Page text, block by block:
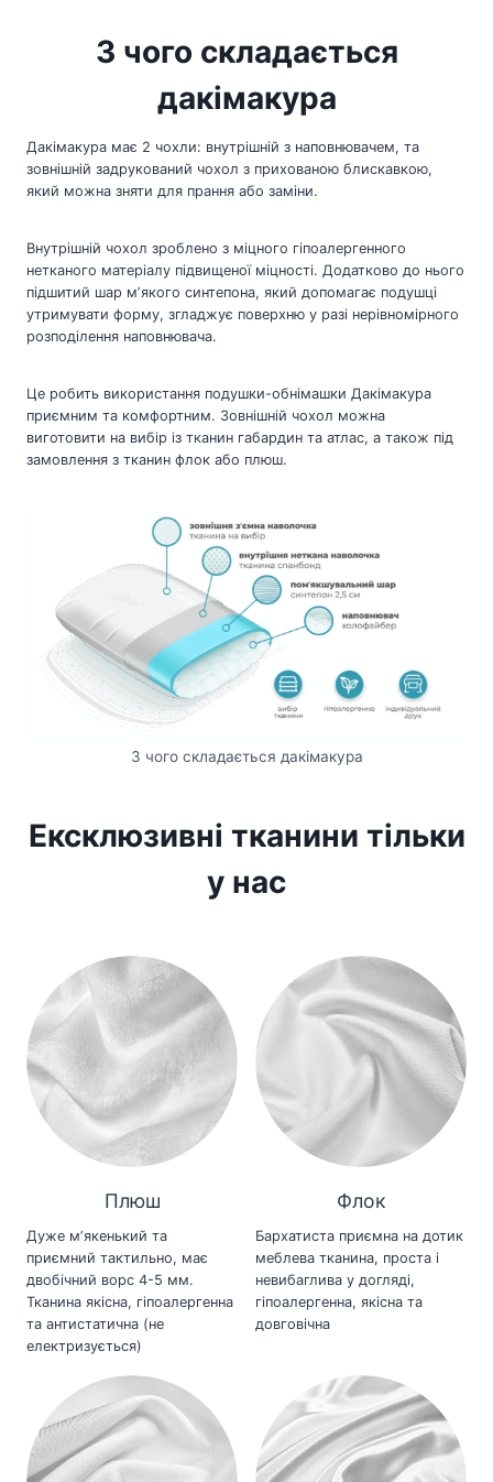
З чого складається
дакімакура
Дакімакура має 2 чохли: внутрішній з наповнювачем, та
зовнішній задрукований чохол з прихованою блискавкою,
який можна зняти для прання або заміни.
Внутрішній чохол зроблено з міцного гіпоалергенного
нетканого матеріалу підвищеної міцності. Додатково до нього
підшитий шар мʼякого синтепона, який допомагає подушці
утримувати форму, згладжує поверхню у разі нерівномірного
розподілення наповнювача.
Це робить використання подушки-обнімашки Дакімакура
приємним та комфортним. Зовнішній чохол можна
виготовити на вибір із тканин габардин та атлас, а також під
замовлення з тканин флок або плюш.
З чого складається дакімакура
Ексклюзивні тканини тільки
у нас
Плюш
Дуже мʼякенький та
приємний тактильно, має
двобічний ворс 4-5 мм.
Тканина якісна, гіпоалергенна
та антистатична (не
електризується)
Флок
Бархатиста приємна на дотик
меблева тканина, проста і
невибаглива у догляді,
гіпоалергенна, якісна та
довговічна